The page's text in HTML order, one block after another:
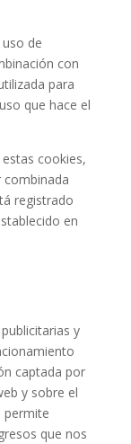
de
con
para
que hace el
cookies,
combinada
registrado
en
y
captada por
y sobre el
permite
que nos